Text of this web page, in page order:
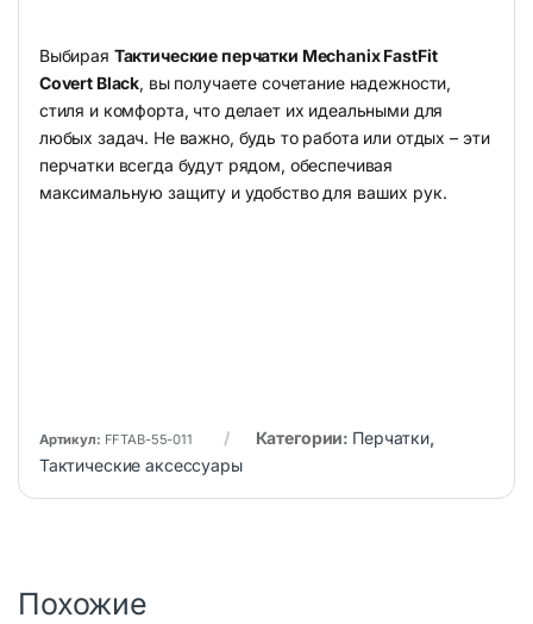
Выбирая Тактические перчатки Mechanix FastFit
Covert Black, вы получаете сочетание надежности,
стиля и комфорта, что делает их идеальными для
любых задач. Не важно, будь то работа или отдых – эти
перчатки всегда будут рядом, обеспечивая
максимальную защиту и удобство для ваших рук.
Артикул: FFTAB-55-011 Категории: Перчатки,
Тактические аксессуары
Похожие